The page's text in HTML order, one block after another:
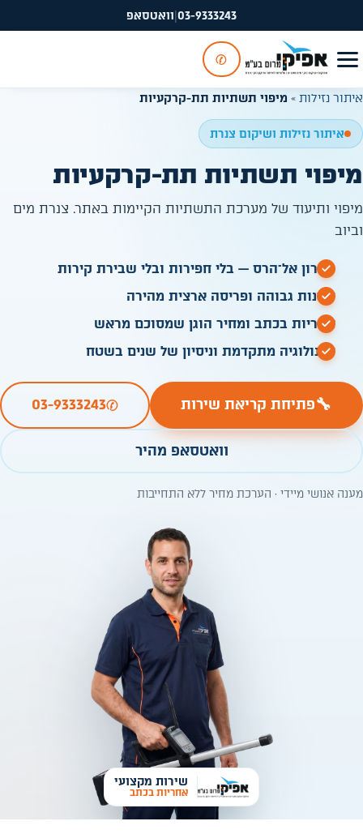
03-9333243
|וואטסאפ
✆
איתור נזילות » מיפוי תשתיות תת-קרקעיות
איתור נזילות ושיקום צנרת
מיפוי תשתיות תת-קרקעיות
מיפוי ותיעוד של מערכת התשתיות הקיימות באתר. צנרת מים
וביוב
פתרון אל־הרס — בלי חפירות ובלי שבירת קירות
זמינות גבוהה ופריסה ארצית מהירה
אחריות בכתב ומחיר הוגן שמסוכם מראש
טכנולוגיה מתקדמת וניסיון של שנים בשטח
🔧פתיחת קריאת שירות ✆
03-9333243
וואטסאפ מהיר
מענה אנושי מיידי · הערכת מחיר ללא התחייבות
שירות מקצועי
אחריות בכתב